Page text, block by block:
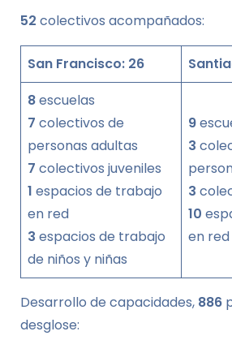
52 colectivos acompañados:
San Francisco: 26
8escuelas
7 colectivos de
personas adultas
7 colectivos juveniles
1 espacios de trabajo
en red
3 espacios de trabajo
de niños y niñas
9
3
3
10
en red
Desarrollo de capacidades, 886
desglose: